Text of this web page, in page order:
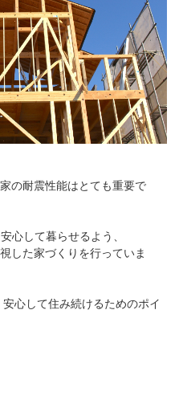
の耐震性能はとても重要で
心して暮らせるよう、
した家づくりを行っていま
心して住み続けるためのポイ